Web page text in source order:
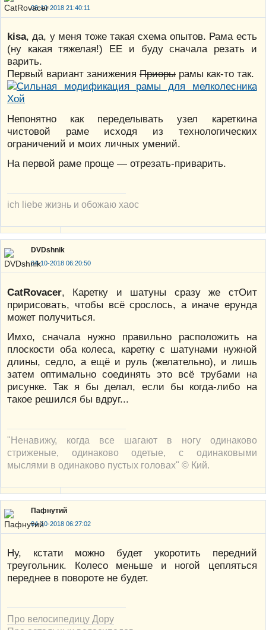
03-10-2018 21:40:11
kisa, да, у меня тоже такая схема опытов. Рама есть
(ну какая тяжелая!) ЕЕ и буду сначала резать и
варить.
Первый вариант занижения Приоры рамы как-то так.
Непонятно как переделывать узел кареткина
чистовой раме исходя из технологических
ограничений и моих личных умений.
На первой раме проще — отрезать-приварить.
ich liebe жизнь и обожаю хаос
DVDshnik
04-10-2018 06:20:50
CatRovacer, Каретку и шатуны сразу же стОит
пририсовать, чтобы всё срослось, а иначе ерунда
может получиться.
Имхо, сначала нужно правильно расположить на
плоскости оба колеса, каретку с шатунами нужной
длины, седло, а ещё и руль (желательно), и лишь
затем оптимально соединять это всё трубами на
рисунке. Так я бы делал, если бы когда-либо на
такое решился бы вдруг...
"Ненавижу, когда все шагают в ногу одинаково
стриженые, одинаково одетые, с одинаковыми
мыслями в одинаково пустых головах" © Кий.
Пафнутий
04-10-2018 06:27:02
Ну, кстати можно будет укоротить передний
треугольник. Колесо меньше и ногой цепляться
переднее в повороте не будет.
Про велосипедицу Дору